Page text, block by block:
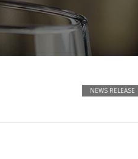
NEWS RELEASE